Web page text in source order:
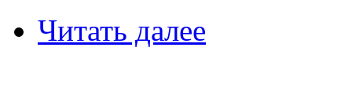
Читать далее